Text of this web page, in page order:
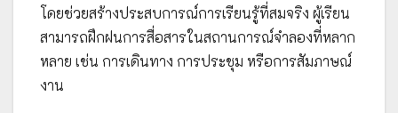
โดยช่วยสร้างประสบการณ์การเรียนรู้ที่สมจริง ผู้เรียน
สามารถฝึกฝนการสื่อสารในสถานการณ์จำลองที่หลาก
หลาย เช่น การเดินทาง การประชุม หรือการสัมภาษณ์
งาน